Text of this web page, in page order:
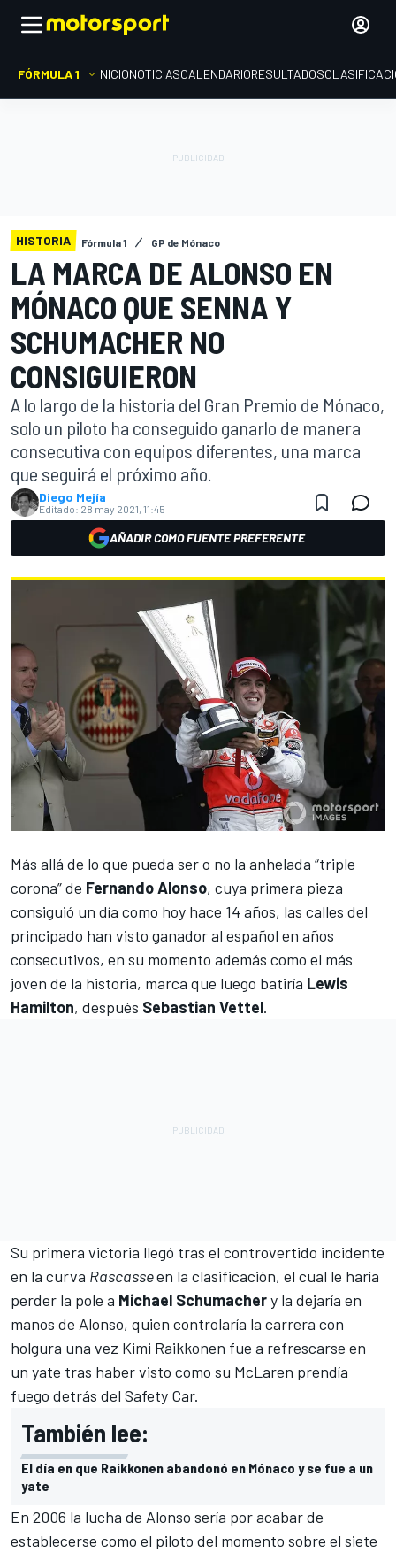
FÓRMULA 1 INICIONOTICIASCALENDARIORESULTADOS
HISTORIA Fórmula 1 GP de Mónaco
LA MARCA DE ALONSO EN
MÓNACO QUE SENNA Y
SCHUMACHER NO
CONSIGUIERON
A lo largo de la historia del Gran Premio de Mónaco,
solo un piloto ha conseguido ganarlo de manera
consecutiva con equipos diferentes, una marca
que seguirá el próximo año.
Diego Mejía
Editado: 28 may 2021, 11:45
AÑADIR COMO FUENTE PREFERENTE
Más allá de lo que pueda ser o no la anhelada “triple
corona” de Fernando Alonso, cuya primera pieza
consiguió un día como hoy hace 14 años, las calles del
principado han visto ganador al español en años
consecutivos, en su momento además como el más
joven de la historia, marca que luego batiría Lewis
Hamilton, después Sebastian Vettel.
Su primera victoria llegó tras el controvertido incidente
en la curva Rascasseen la clasificación, el cual le haría
perder la pole a Michael Schumachery la dejaría en
manos de Alonso, quien controlaría la carrera con
holgura una vez Kimi Raikkonen fue a refrescarse en
un yate tras haber visto como su McLaren prendía
fuego detrás del Safety Car.
También lee:
El día en que Raikkonen abandonó en Mónaco y se fue a un
yate
En 2006 la lucha de Alonso sería por acabar de
establecerse como el piloto del momento sobre el siete